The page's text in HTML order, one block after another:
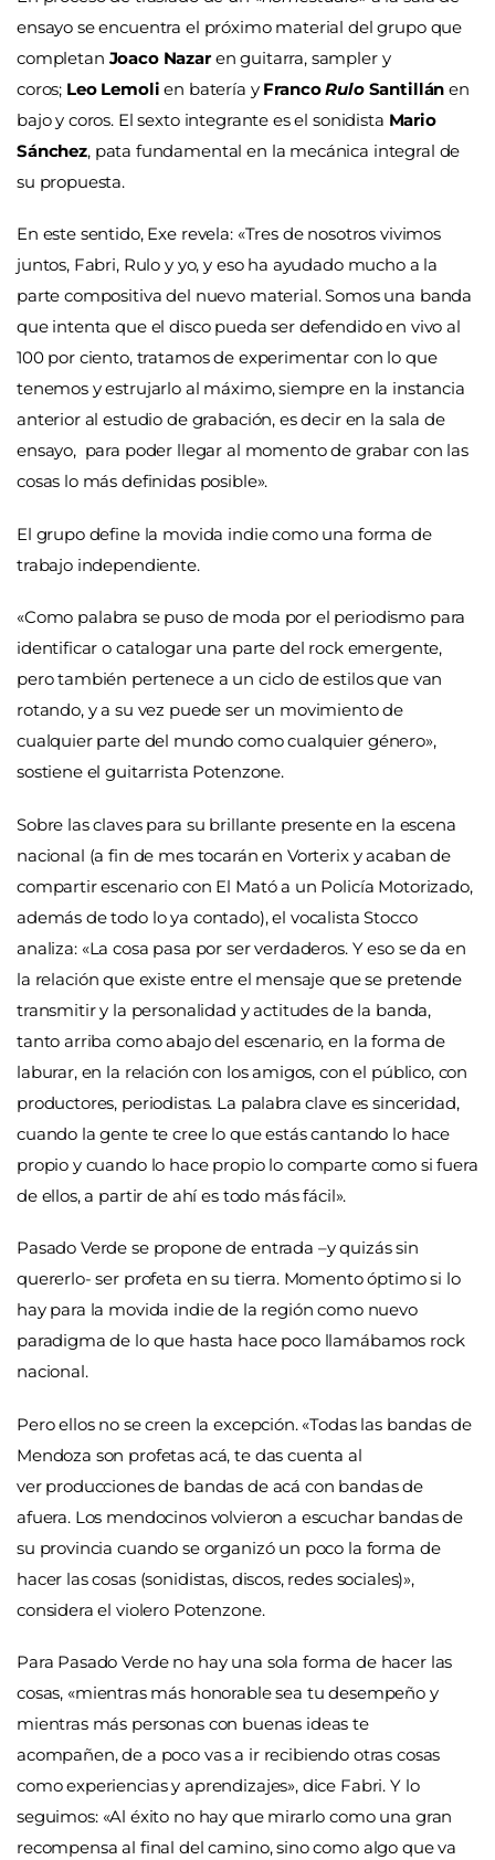
ensayo se encuentra el próximo material del grupo que
completan Joaco Nazaren guitarra, sampler y
coros; Leo Lemoli en batería y FrancoRuloSantillán en
bajo y coros. El sexto integrante es el sonidista Mario
Sánchez, pata fundamental en la mecánica integral de
su propuesta.
En este sentido, Exe revela: «Tres de nosotros vivimos
juntos, Fabri, Rulo y yo, y eso ha ayudado mucho a la
parte compositiva del nuevo material. Somos una banda
que intenta que el disco pueda ser defendido en vivo al
100 por ciento, tratamos de experimentar con lo que
tenemos y estrujarlo al máximo, siempre en la instancia
anterior al estudio de grabación, es decir en la sala de
ensayo, para poder llegar al momento de grabar con las
cosas lo más definidas posible».
El grupo define la movida indie como una forma de
trabajo independiente.
«Como palabra se puso de moda por el periodismo para
identificar o catalogar una parte del rock emergente,
pero también pertenece a un ciclo de estilos que van
rotando, y a su vez puede ser un movimiento de
cualquier parte del mundo como cualquier género»,
sostiene el guitarrista Potenzone.
Sobre las claves para su brillante presente en la escena
nacional (a fin de mes tocarán en Vorterix y acaban de
compartir escenario con El Mató a un Policía Motorizado,
además de todo lo ya contado), el vocalista Stocco
analiza: «La cosa pasa por ser verdaderos. Y eso se da en
la relación que existe entre el mensaje que se pretende
transmitir y la personalidad y actitudes de la banda,
tanto arriba como abajo del escenario, en la forma de
laburar, en la relación con los amigos, con el público, con
productores, periodistas. La palabra clave es sinceridad,
cuando la gente te cree lo que estás cantando lo hace
propio y cuando lo hace propio lo comparte como si fuera
de ellos, a partir de ahí es todo más fácil».
Pasado Verde se propone de entrada –y quizás sin
quererlo- ser profeta en su tierra. Momento óptimo si lo
hay para la movida indie de la región como nuevo
paradigma de lo que hasta hace poco llamábamos rock
nacional.
Pero ellos no se creen la excepción. «Todas las bandas de
Mendoza son profetas acá, te das cuenta al
ver producciones de bandas de acá con bandas de
afuera. Los mendocinos volvieron a escuchar bandas de
su provincia cuando se organizó un poco la forma de
hacer las cosas (sonidistas, discos, redes sociales)»,
considera el violero Potenzone.
Para Pasado Verde no hay una sola forma de hacer las
cosas, «mientras más honorable sea tu desempeño y
mientras más personas con buenas ideas te
acompañen, de a poco vas a ir recibiendo otras cosas
como experiencias y aprendizajes», dice Fabri. Y lo
seguimos: «Al éxito no hay que mirarlo como una gran
recompensa al final del camino, sino como algo que va